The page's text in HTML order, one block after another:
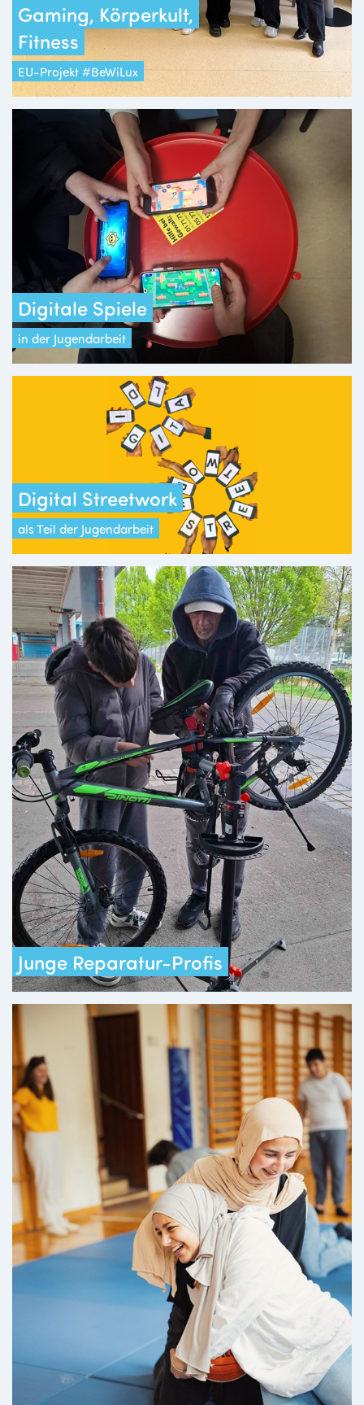
Gaming, Körperkult,
Fitness
EU-Projekt #BeWiLux
Digitale Spiele
in der Jugendarbeit
Digital Streetwork
als Teil der Jugendarbeit
Junge Reparatur-Profis